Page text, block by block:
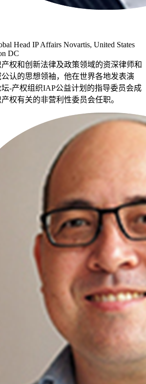
Head IP Affairs Novartis, United States
DC
权和创新法律及政策领域的资深律师和
认的思想领袖，他在世界各地发表演
-产权组织IAP公益计划的指导委员会成
权有关的非营利性委员会任职。